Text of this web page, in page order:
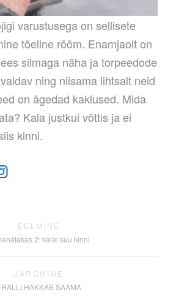
varustusega on sellisete
tõeline rõõm. Enamjaolt on
silmaga näha ja torpeedode
ning niisama lihtsalt neid
on ägedad kaklused. Mida
Kala justkui võttis ja ei
kinni.
EELMINE
2: kalal suu kinni
JÄRGMINE
HAKKAB SAAMA